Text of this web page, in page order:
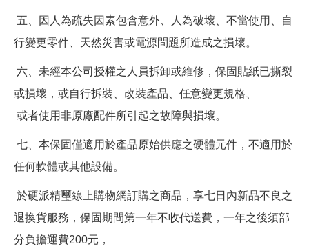
五、因人為疏失因素包含意外、人為破壞、不當使用、自
行變更零件、天然災害或電源問題所造成之損壞。
六、未經本公司授權之人員拆卸或維修，保固貼紙已撕裂
或損壞，或自行拆裝、改裝產品、任意變更規格、
或者使用非原廠配件所引起之故障與損壞。
七、本保固僅適用於產品原始供應之硬體元件，不適用於
任何軟體或其他設備。
於硬派精璽線上購物網訂購之商品，享七日內新品不良之
退換貨服務，保固期間第一年不收代送費，一年之後須部
分負擔運費200元，